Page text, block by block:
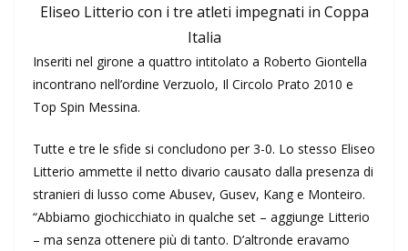
Eliseo Litterio con i tre atleti impegnati in Coppa
Italia
Inseriti nel girone a quattro intitolato a Roberto Giontella
incontrano nell’ordine Verzuolo, Il Circolo Prato 2010 e
Top Spin Messina.
Tutte e tre le sfide si concludono per 3-0. Lo stesso Eliseo
Litterio ammette il netto divario causato dalla presenza di
stranieri di lusso come Abusev, Gusev, Kang e Monteiro.
“Abbiamo giochicchiato in qualche set – aggiunge Litterio
– ma senza ottenere più di tanto. D’altronde eravamo